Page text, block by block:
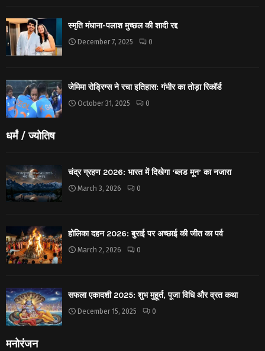
स्मृति मंधाना-पलाश मुच्छल की शादी रद्द
December 7, 2025 0
जेमिमा रोड्रिग्स ने रचा इतिहास: गंभीर का तोड़ा रिकॉर्ड
October 31, 2025 0
धर्मं / ज्योतिष
चंद्र ग्रहण 2026: भारत में दिखेगा ‘ब्लड मून’ का नजारा
March 3, 2026 0
होलिका दहन 2026: बुराई पर अच्छाई की जीत का पर्व
March 2, 2026 0
सफला एकादशी 2025: शुभ मुहूर्त, पूजा विधि और व्रत कथा
December 15, 2025 0
मनोरंजन